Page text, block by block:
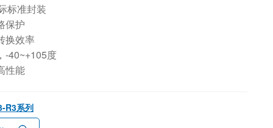
标准封装
保护
换效率
-40~+105度
性能
R3系列